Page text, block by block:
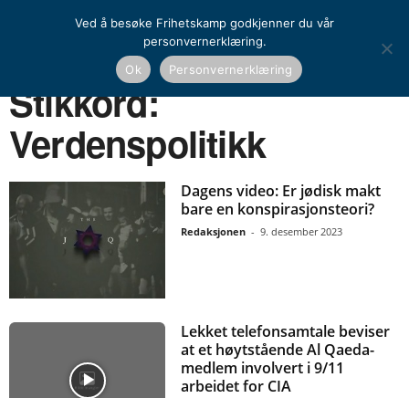
Verdenspolitikk
Stikkord:
Verdenspolitikk
Dagens video: Er jødisk makt
bare en konspirasjonsteori?
Redaksjonen - 9. desember 2023
Lekket telefonsamtale beviser
at et høytstående Al Qaeda-
medlem involvert i 9/11
arbeidet for CIA
Ved å besøke Frihetskamp godkjenner du vår
personvernerklæring.
Ok
Personvernerklæring